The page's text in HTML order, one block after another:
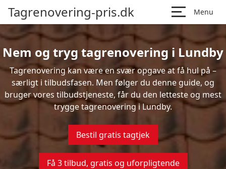
Tagrenovering-pris.dk Menu
Nem og tryg tagrenovering i Lundby
Tagrenovering kan være en svær opgave at få hul på –
særligt i tilbudsfasen. Men følger du denne guide, og
bruger vores tilbudstjeneste, får du den letteste og mest
trygge tagrenovering i Lundby.
Bestil gratis tagtjek
Få 3 tilbud, gratis og uforpligtende